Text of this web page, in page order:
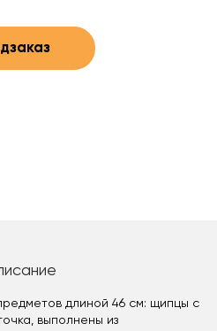
длиной 46 см: щипцы с
выполнены из